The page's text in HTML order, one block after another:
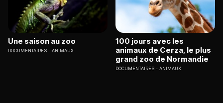
Une saison au zoo
DOCUMENTAIRES ANIMAUX
100 jours avec les
animaux de Cerza, le plus
grand zoo de Normandie
DOCUMENTAIRES ANIMAUX